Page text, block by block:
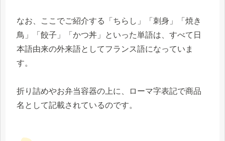
なお、ここでご紹介する「ちらし」「刺身」「焼き
鳥」「餃子」「かつ丼」といった単語は、すべて日
本語由来の外来語としてフランス語になっていま
す。
折り詰めやお弁当容器の上に、ローマ字表記で商品
名として記載されているのです。